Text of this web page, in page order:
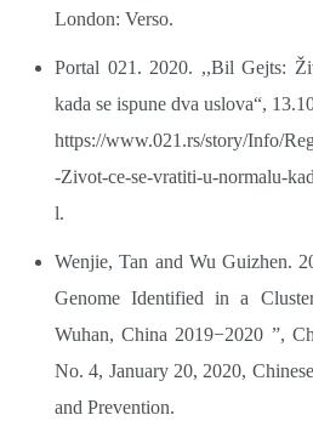
London: Verso.
Portal 021. 2020. ,,Bil Gejts:
kada se ispune dva uslova“,
https://www.021.rs/story/Info/
-Zivot-ce-se-vratiti-u-normalu-
l.
Wenjie, Tan and Wu Guizhen.
Genome Identified in a
Wuhan, China 2019−2020 ˮ,
No. 4, January 20, 2020,
and Prevention.